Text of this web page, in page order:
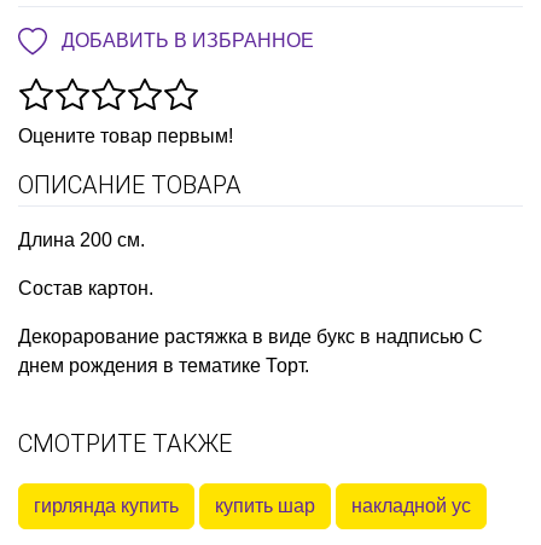
ДОБАВИТЬ В ИЗБРАННОЕ
Оцените товар первым!
ОПИСАНИЕ ТОВАРА
Длина 200 см.
Состав картон.
Декорарование растяжка в виде букс в надписью С
днем рождения в тематике Торт.
СМОТРИТЕ ТАКЖЕ
гирлянда купить купить шар накладной ус